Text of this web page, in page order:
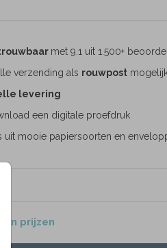
met 9.1 uit 1.500+
verzending als rouwpost
levering
een digitale proefdruk
uit mooie papiersoorten en
en prijzen